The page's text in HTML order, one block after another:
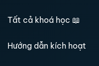
Tất cả khoá học 📖
Hướng dẫn kích hoạt